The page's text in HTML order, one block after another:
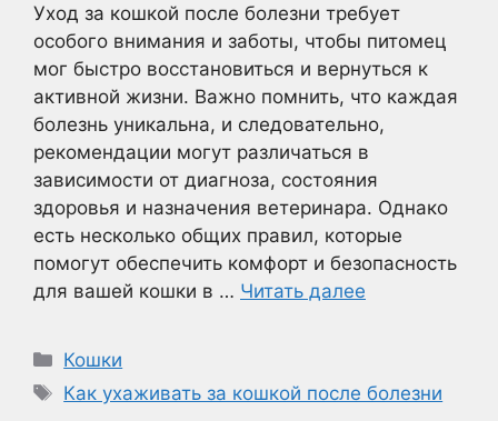
Уход за кошкой после болезни требует
особого внимания и заботы, чтобы питомец
мог быстро восстановиться и вернуться к
активной жизни. Важно помнить, что каждая
болезнь уникальна, и следовательно,
рекомендации могут различаться в
зависимости от диагноза, состояния
здоровья и назначения ветеринара. Однако
есть несколько общих правил, которые
помогут обеспечить комфорт и безопасность
для вашей кошки в … Читать далее
Рубрики
Кошки
Метки
Как ухаживать за кошкой после болезни